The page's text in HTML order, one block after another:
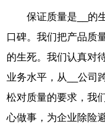
保证质量是__的
口碑。我们把产品质
的生死。我们认真对
业务水平，从__公司
松对质量的要求，我
心做事，为企业除险